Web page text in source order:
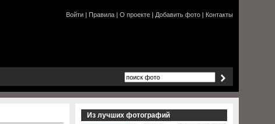
Войти | Правила | О проекте | Добавить фото | Контакты
Из лучших фотографий